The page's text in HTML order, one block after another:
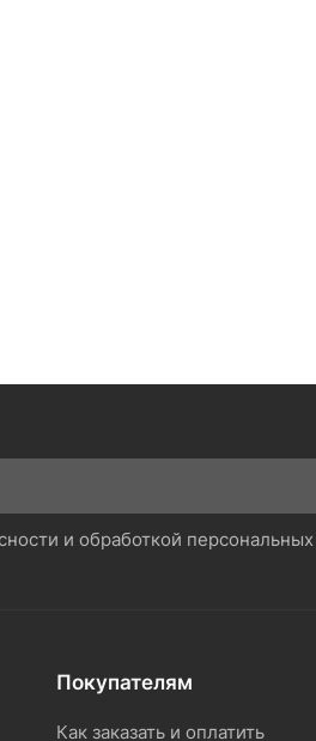
и обработкой
Покупателям
Как заказать и оплатить